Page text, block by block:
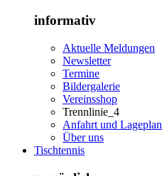
informativ
Aktuelle Meldungen
Newsletter
Termine
Bildergalerie
Vereinsshop
Trennlinie_4
Anfahrt und Lageplan
Über uns
Tischtennis